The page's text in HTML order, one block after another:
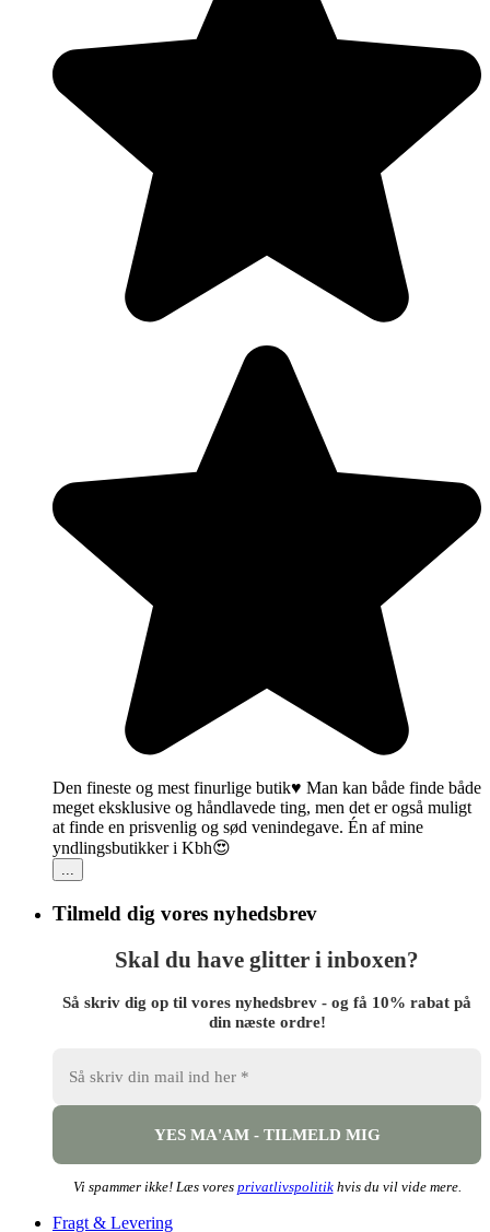
Den fineste og mest finurlige butik♥️ Man kan både finde både
meget eksklusive og håndlavede ting, men det er også muligt
at finde en prisvenlig og sød venindegave. Én af mine
yndlingsbutikker i Kbh😍
...
Tilmeld dig vores nyhedsbrev
Skal du have glitter i inboxen?
Så skriv dig op til vores nyhedsbrev - og få 10% rabat på
din næste ordre!
Vi spammer ikke! Læs vores privatlivspolitikhvis du vil vide mere.
Fragt & Levering